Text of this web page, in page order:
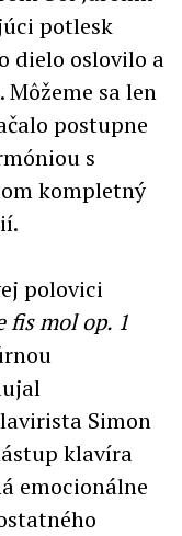
potlesk
dielo oslovilo a
sa len
postupne
s
kompletný
polovici
fis mol op. 1
Simon
klavíra
emocionálne